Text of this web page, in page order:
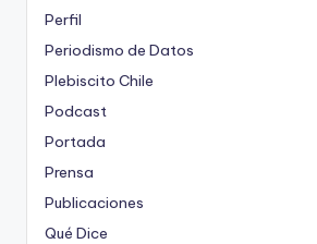
Perfil
Periodismo de Datos
Plebiscito Chile
Podcast
Portada
Prensa
Publicaciones
Qué Dice